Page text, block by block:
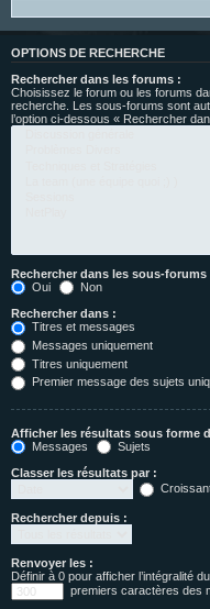
OPTIONS DE RECHERCHE
Rechercher dans les forums :
Choisissez le forum ou les forums
recherche. Les sous-forums sont
l’option ci-dessous « Rechercher
Rechercher dans les sous-forums
Oui
Non
Rechercher dans :
Titres et messages
Messages uniquement
Titres uniquement
Premier message des sujets
Afficher les résultats sous forme
Messages
Sujets
Classer les résultats par :
Rechercher depuis :
Renvoyer les :
Définir à 0 pour afficher l’intégralité
premiers caractères des